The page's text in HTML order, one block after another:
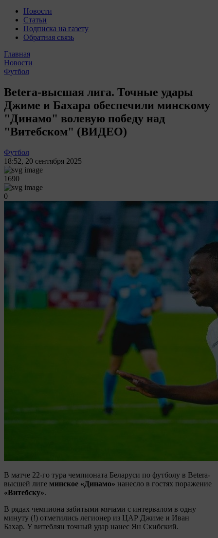
Новости
Статьи
Подписка на газету
Обратная связь
Главная
Новости
Футбол
Betera-высшая лига. Точные удары
Джиме и Бахара обеспечили минскому
"Динамо" волевую победу над
"Витебском" (ВИДЕО)
Футбол
18:52, 20 сентября 2025
1690
0
В матче 22-го тура чемпионата Беларуси по футболу в Betera-
высшей лиге минское «Динамо» нанесло в гостях поражение
«Витебску».
В рядах чемпиона забитыми мячами с интервалом в одну
минуту (!) отметились легионер из ЦАР Джиме и Иван
Бахар. У витеблян точный удар нанес Ян Скибский.